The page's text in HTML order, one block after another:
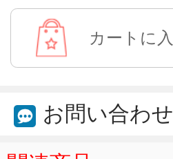
お問い合わせ